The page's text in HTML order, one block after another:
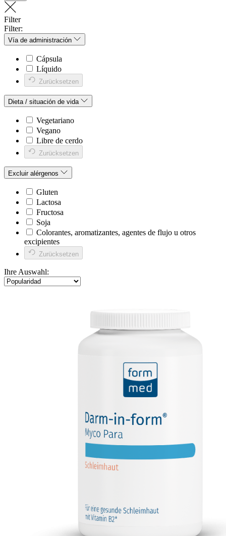
Filter
Filter:
Vía de administración
Cápsula
Líquido
Zurücksetzen
Dieta / situación de vida
Vegetariano
Vegano
Libre de cerdo
Zurücksetzen
Excluir alérgenos
Gluten
Lactosa
Fructosa
Soja
Colorantes, aromatizantes, agentes de flujo u otros
excipientes
Zurücksetzen
Ihre Auswahl: